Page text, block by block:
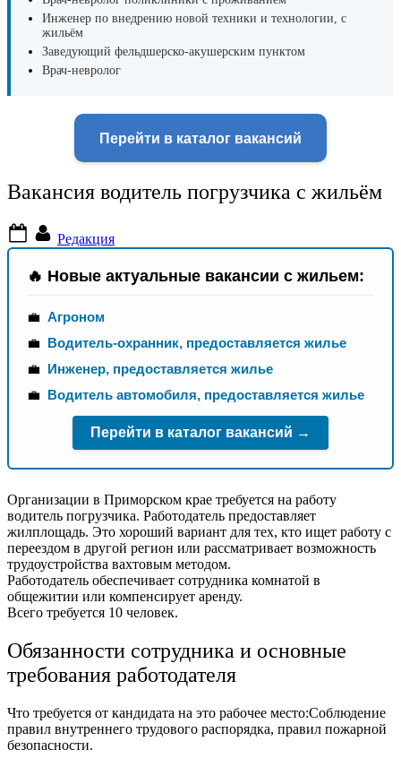
Инженер по внедрению новой техники и технологии, с
жильём
Заведующий фельдшерско-акушерским пунктом
Врач-невролог
Перейти в каталог вакансий
Вакансия водитель погрузчика с жильём
Posted
on
Редакция
🔥 Новые актуальные вакансии с жильем:
💼 Агроном
💼 Водитель-охранник, предоставляется жилье
💼 Инженер, предоставляется жилье
💼 Водитель автомобиля, предоставляется жилье
Перейти в каталог вакансий →
Организации в Приморском крае требуется на работу
водитель погрузчика. Работодатель предоставляет
жилплощадь. Это хороший вариант для тех, кто ищет работу с
переездом в другой регион или рассматривает возможность
трудоустройства вахтовым методом.
Работодатель обеспечивает сотрудника комнатой в
общежитии или компенсирует аренду.
Всего требуется 10 человек.
Обязанности сотрудника и основные
требования работодателя
Что требуется от кандидата на это рабочее место:Соблюдение
правил внутреннего трудового распорядка, правил пожарной
безопасности.